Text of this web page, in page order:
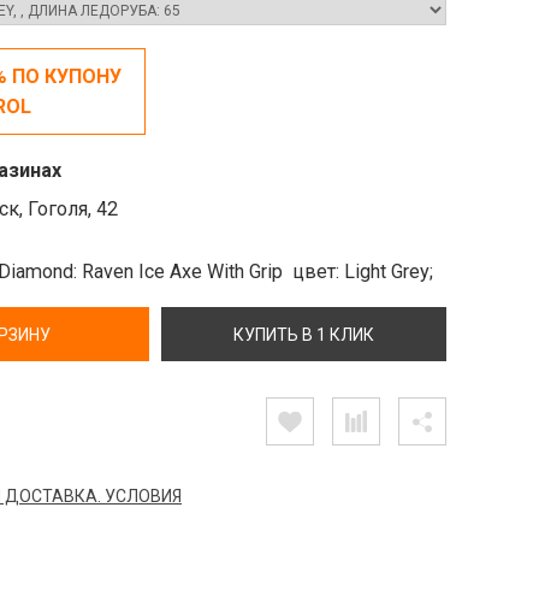
ПО КУПОНУ
Гоголя, 42
Raven Ice Axe With Grip цвет: Light Grey;
КУПИТЬ В 1 КЛИК
ДОСТАВКА. УСЛОВИЯ